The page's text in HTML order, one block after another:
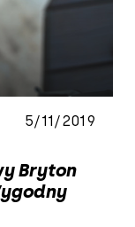
5/11/2019
Bryton